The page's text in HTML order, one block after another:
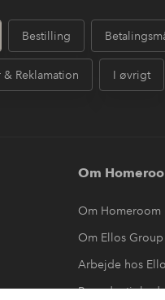
Bestilling
& Reklamation I øvrigt
Om
Om Homeroom
Om Ellos Group
Arbejde hos
Bæredygtighed